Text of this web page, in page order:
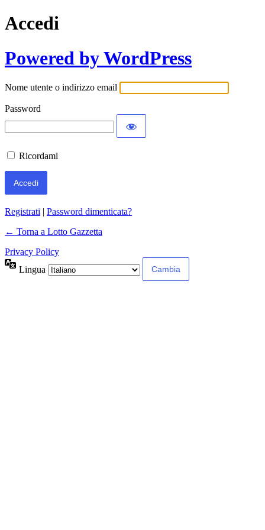
Accedi
Powered by WordPress
Nome utente o indirizzo email
Password
Ricordami
Registrati | Password dimenticata?
← Torna a Lotto Gazzetta
Privacy Policy
Lingua